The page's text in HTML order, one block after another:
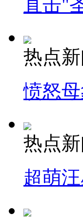
直击"
热点
愤怒
热点
超萌